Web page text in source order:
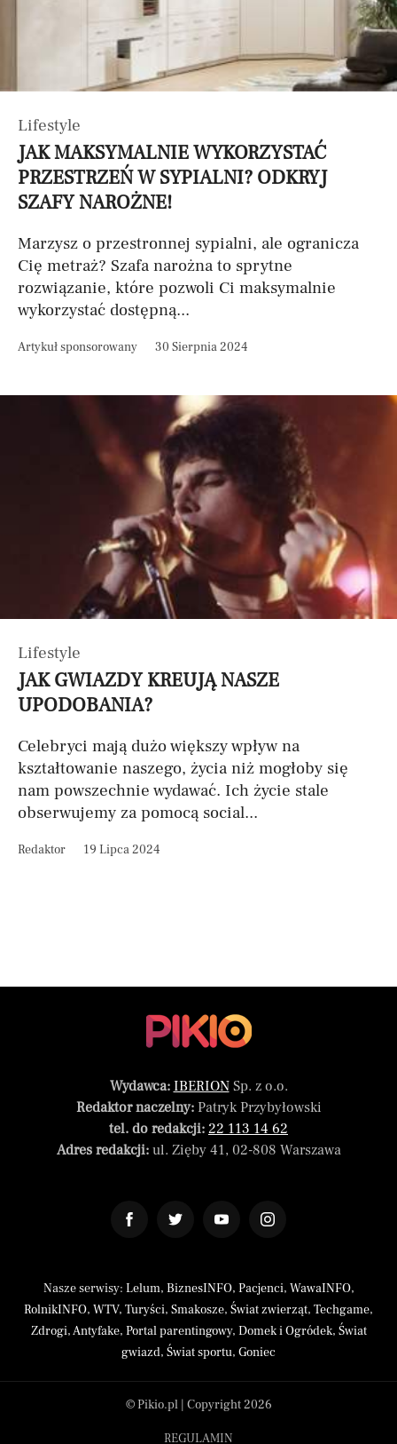
Lifestyle
JAK MAKSYMALNIE WYKORZYSTAĆ
PRZESTRZEŃ W SYPIALNI? ODKRYJ
SZAFY NAROŻNE!
Marzysz o przestronnej sypialni, ale ogranicza
Cię metraż? Szafa narożna to sprytne
rozwiązanie, które pozwoli Ci maksymalnie
wykorzystać dostępną...
Artykuł sponsorowany 30 Sierpnia 2024
Lifestyle
JAK GWIAZDY KREUJĄ NASZE
UPODOBANIA?
Celebryci mają dużo większy wpływ na
kształtowanie naszego, życia niż mogłoby się
nam powszechnie wydawać. Ich życie stale
obserwujemy za pomocą social...
Redaktor 19 Lipca 2024
Wydawca: IBERIONSp. z o.o.
Redaktor naczelny:Patryk Przybyłowski
tel. do redakcji: 22 113 14 62
Adres redakcji:ul. Zięby 41, 02-808 Warszawa
Nasze serwisy: Lelum, BiznesINFO, Pacjenci, WawaINFO,
RolnikINFO, WTV, Turyści, Smakosze, Świat zwierząt, Techgame,
Zdrogi,Antyfake, Portal parentingowy, Domek i Ogródek, Świat
gwiazd, Świat sportu, Goniec
© Pikio.pl | Copyright 2026
REGULAMIN